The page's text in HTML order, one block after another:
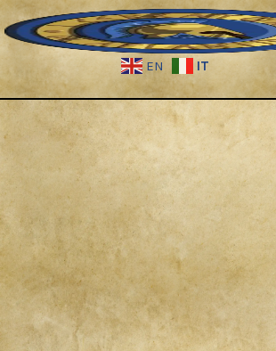
EN IT
Fantascienza
Fantasy
Games
Recensioni